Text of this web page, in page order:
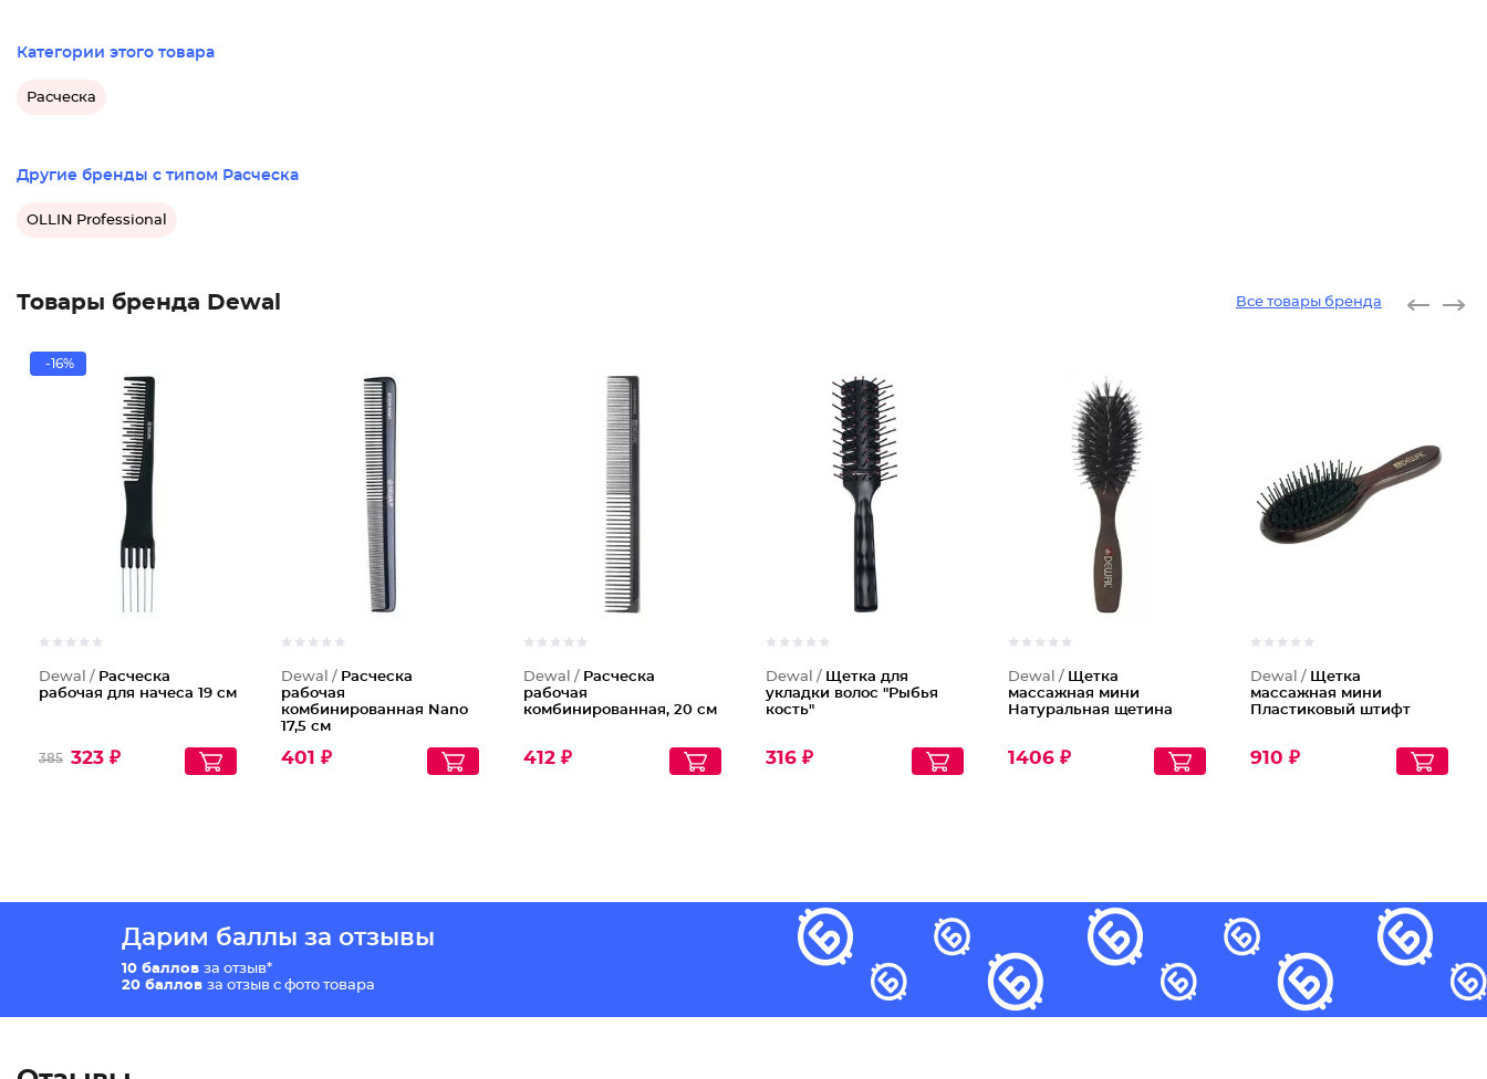
Категории этого товара
Расческа
Другие бренды с типом Расческа
OLLIN Professional
Товары бренда Dewal Все товары бренда
-16%
Dewal / Расческа
рабочая для начеса 19 см
385 323 ₽
Dewal / Расческа
рабочая
комбинированная Nano
17,5 см
401 ₽
Dewal / Расческа
рабочая
комбинированная, 20 см
412 ₽
Dewal / Щетка для
укладки волос "Рыбья
кость"
316 ₽
Dewal / Щетка
массажная мини
Натуральная щетина
1406 ₽
Dewal / Щетка
массажная мини
Пластиковый штифт
910 ₽
Дарим баллы за отзывы
10 баллов за отзыв*
20 баллов за отзыв с фото товара